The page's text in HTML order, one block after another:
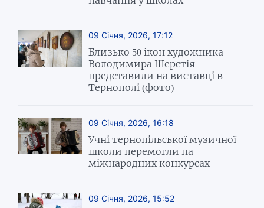
09 Січня, 2026, 17:12
Близько 50 ікон художника
Володимира Шерстія
представили на виставці в
Тернополі (фото)
09 Січня, 2026, 16:18
Учні тернопільської музичної
школи перемогли на
міжнародних конкурсах
09 Січня, 2026, 15:52